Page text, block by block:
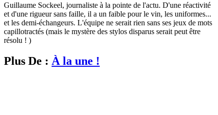
Guillaume Sockeel, journaliste à la pointe de l'actu. D'une réactivité
et d'une rigueur sans faille, il a un faible pour le vin, les uniformes...
et les demi-échangeurs. L'équipe ne serait rien sans ses jeux de mots
capillotractés (mais le mystère des stylos disparus serait peut être
résolu ! )
Plus De : À la une !